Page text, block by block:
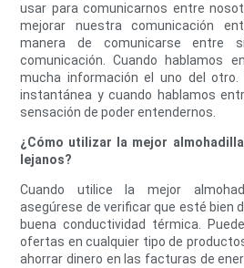
usar para comunicarnos entre
mejorar nuestra comunicación
manera de comunicarse
comunicación. Cuando hablamos
mucha información el uno del otro.
instantánea y cuando hablamos
sensación de poder entendernos.
¿Cómo utilizar la mejor
lejanos?
Cuando utilice la mejor
asegúrese de verificar que esté bien
buena conductividad térmica.
ofertas en cualquier tipo de
ahorrar dinero en las facturas de